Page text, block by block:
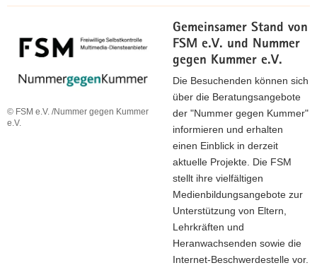
Gemeinsamer Stand von
FSM e.V. und Nummer
gegen Kummer e.V.
© FSM e.V. /Nummer gegen Kummer
e.V.
Die Besuchenden können sich
über die Beratungsangebote
der "Nummer gegen Kummer"
informieren und erhalten
einen Einblick in derzeit
aktuelle Projekte. Die FSM
stellt ihre vielfältigen
Medienbildungsangebote zur
Unterstützung von Eltern,
Lehrkräften und
Heranwachsenden sowie die
Internet-Beschwerdestelle vor.